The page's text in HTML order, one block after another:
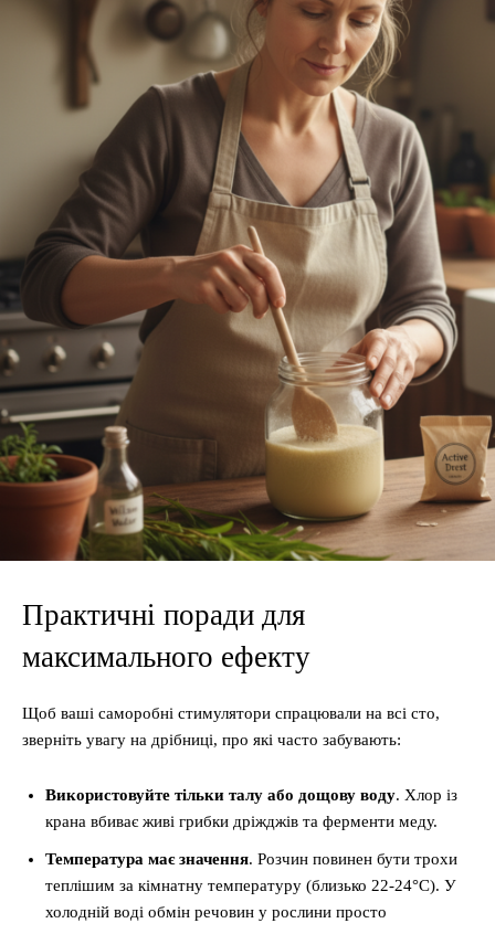
Практичні поради для
максимального ефекту
Щоб ваші саморобні стимулятори спрацювали на всі сто,
зверніть увагу на дрібниці, про які часто забувають:
Використовуйте тільки талу або дощову воду. Хлор із
крана вбиває живі грибки дріжджів та ферменти меду.
Температура має значення. Розчин повинен бути трохи
теплішим за кімнатну температуру (близько 22-24°C). У
холодній воді обмін речовин у рослини просто